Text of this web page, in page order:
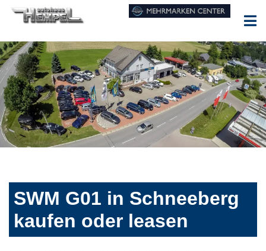
SWM G01 in Schneeberg
kaufen oder leasen